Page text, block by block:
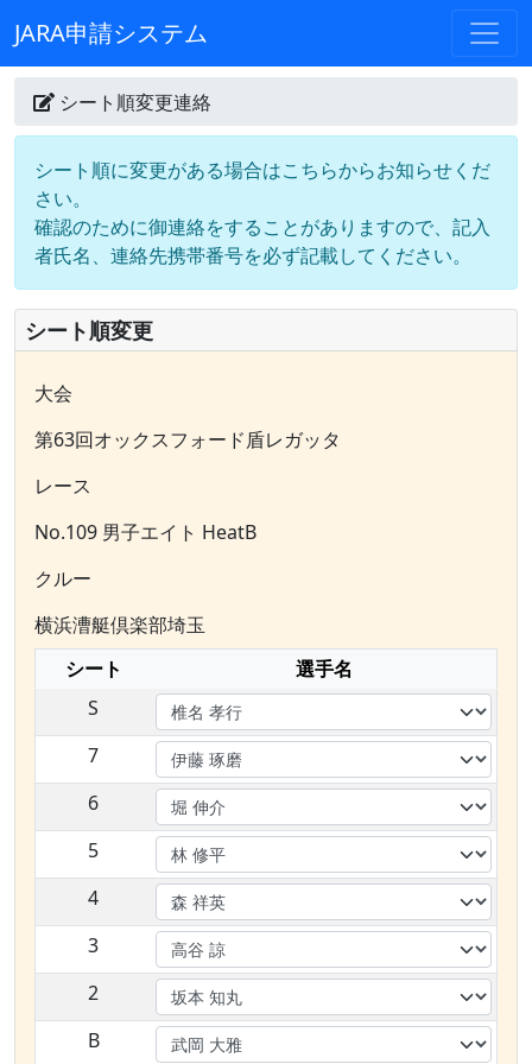
JARA申請システム
シート順変更連絡
シート順に変更がある場合はこちらからお知らせくだ
さい。
確認のために御連絡をすることがありますので、記入
者氏名、連絡先携帯番号を必ず記載してください。
シート順変更
大会
第63回オックスフォード盾レガッタ
レース
No.109 男子エイト HeatB
クルー
横浜漕艇倶楽部埼玉
シート
選手名
S
7
6
5
4
3
2
B